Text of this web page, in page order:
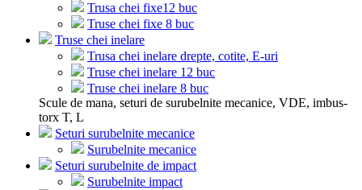
Trusa chei fixe12 buc
Truse chei fixe 8 buc
Truse chei inelare
Trusa chei inelare drepte, cotite, E-uri
Truse chei inelare 12 buc
Truse chei inelare 8 buc
Scule de mana, seturi de surubelnite mecanice, VDE, imbus-
torx T, L
Seturi surubelnite mecanice
Surubelnite mecanice
Seturi surubelnite de impact
Surubelnite impact